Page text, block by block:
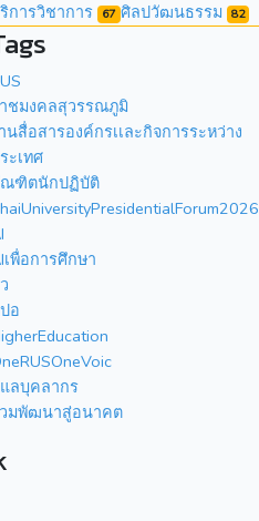
การวิชาการ 67 ศิลปวัฒนธรรม 82
ชมงคลสุวรรณภูมิ
นสื่อสารองค์กรเเละกิจการระหว่าง
ะเทศ
ฑิตนักปฏิบัติ
เพื่อการศึกษา
อ
ลบุคลากร
มพัฒนาสู่อนาคต